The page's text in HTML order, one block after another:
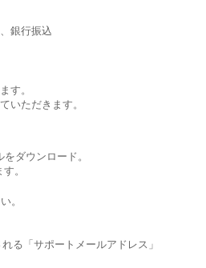
銀行振込
す。
いただきます。
ダウンロード。
。
。
る「サポートメールアドレス」